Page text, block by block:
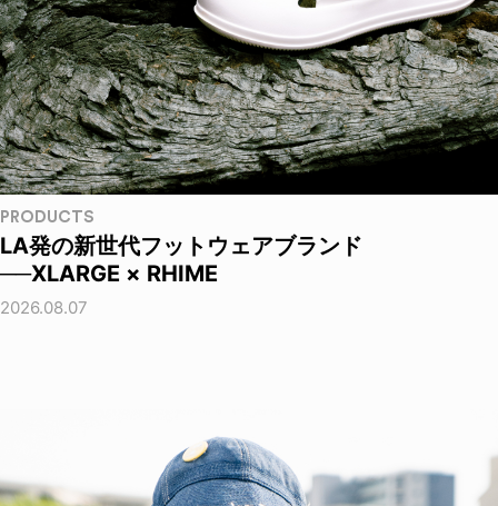
PRODUCTS
LA発の新世代フットウェアブランド
──XLARGE × RHIME
2026.08.07